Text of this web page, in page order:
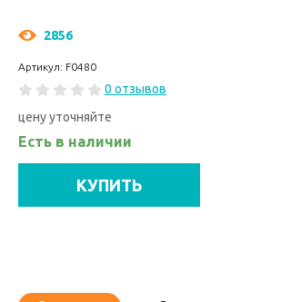
2856
Артикул: F0480
0 отзывов
цену уточняйте
Есть в наличии
КУПИТЬ